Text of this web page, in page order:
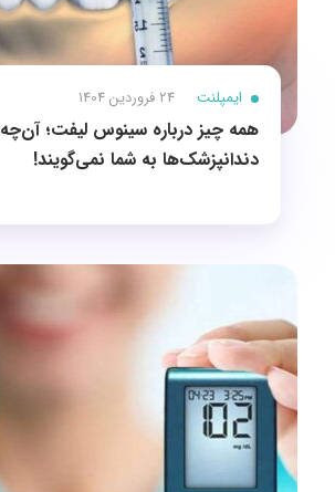
ایمپلنت 24 فروردین 1404
همه چیز درباره سینوس لیفت؛ آن‌چه
دندانپزشک‌ها به شما نمی‌گویند!